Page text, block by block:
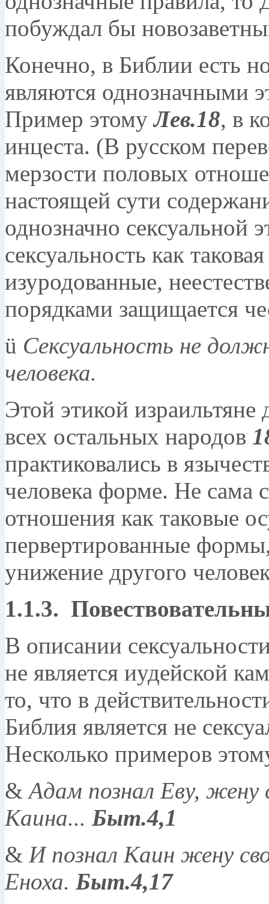
побуждал бы
Конечно, в Библии есть
являются однозначными
Пример этомуЛев.18, в
инцеста. (В русском
мерзости половых
настоящей сути
однозначно сексуальной
сексуальность как
изуродованные,
порядками защищается
ü Сексуальность не
человека.
Этой этикой
всех остальных народов
практиковались в
человека форме. Не сама
отношения как таковые
первертированные
унижение другого
1.1.3.
В описании
не является иудейской
то, что в
Библия является не
Несколько примеров
& Адам познал Еву, жену
Каина... Быт.4,1
& И познал Каин жену
Еноха. Быт.4,17